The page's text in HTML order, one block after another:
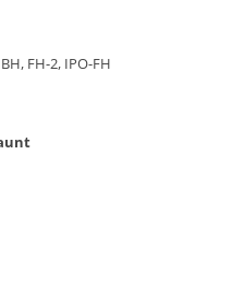
FH-2, IPO-FH